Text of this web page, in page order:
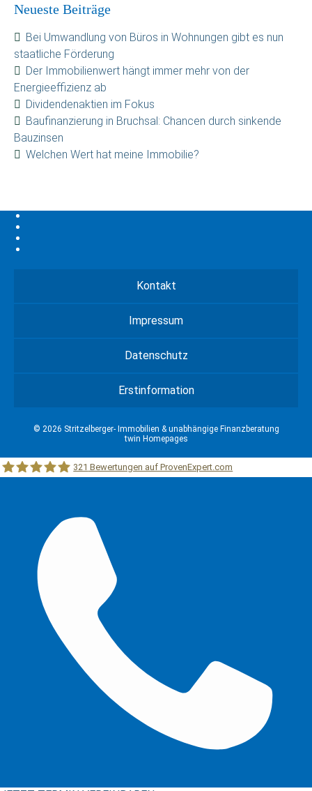
Neueste Beiträge
Bei Umwandlung von Büros in Wohnungen gibt es nun
staatliche Förderung
Der Immobilienwert hängt immer mehr von der
Energieeffizienz ab
Dividendenaktien im Fokus
Baufinanzierung in Bruchsal: Chancen durch sinkende
Bauzinsen
Welchen Wert hat meine Immobilie?
Kontakt
Impressum
Datenschutz
Erstinformation
© 2026 Stritzelberger- Immobilien & unabhängige Finanzberatung
twin Homepages
321 Bewertungen auf ProvenExpert.com